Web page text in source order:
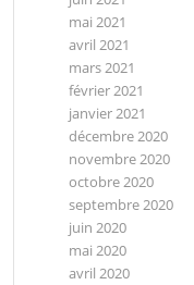
mai 2021
avril 2021
mars 2021
février 2021
janvier 2021
décembre 2020
novembre 2020
octobre 2020
septembre 2020
juin 2020
mai 2020
avril 2020